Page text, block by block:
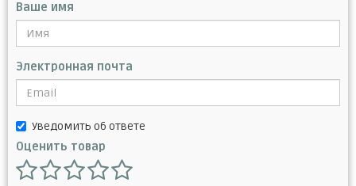
Ваше имя
Электронная почта
Уведомить об ответе
Оценить товар